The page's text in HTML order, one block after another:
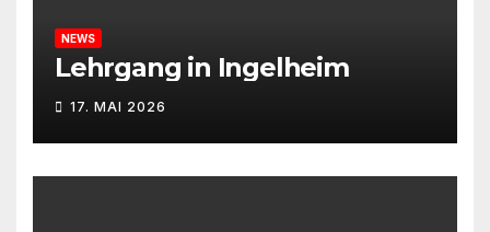
NEWS
Lehrgang in Ingelheim
17. MAI 2026